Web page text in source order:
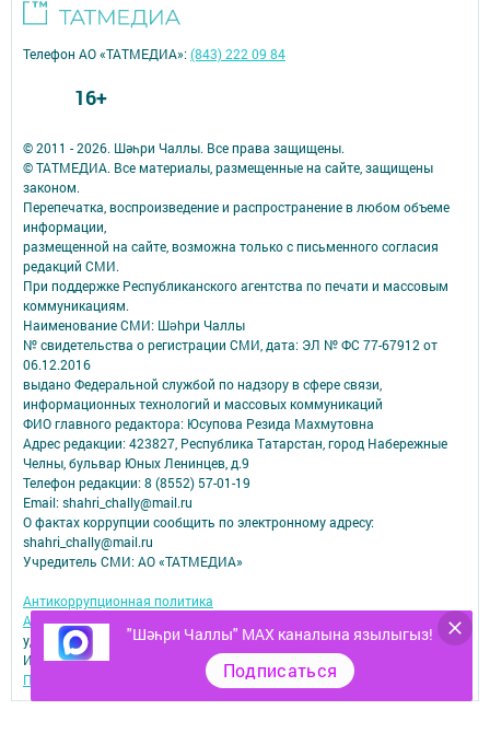
"Шәһри Чаллы" MAX каналына язылыгыз!
Подписаться
© 2011 - 2026. Шәһри Чаллы. Все права защищены.
© ТАТМЕДИА. Все материалы, размещенные на сайте, защищены
законом.
Перепечатка, воспроизведение и распространение в любом объеме
информации,
размещенной на сайте, возможна только с письменного согласия
редакций СМИ.
При поддержке Республиканского агентства по печати и массовым
коммуникациям.
Наименование СМИ: Шəhри Чаллы
№ свидетельства о регистрации СМИ, дата: ЭЛ № ФС 77-67912 от
06.12.2016
выдано Федеральной службой по надзору в сфере связи,
информационных технологий и массовых коммуникаций
ФИО главного редактора: Юсупова Резида Махмутовна
Адрес редакции: 423827, Республика Татарстан, город Набережные
Челны, бульвар Юных Ленинцев, д.9
Телефон редакции: 8 (8552) 57-01-19
Email: shahri_chally@mail.ru
О фактах коррупции сообщить по электронному адресу:
shahri_chally@mail.ru
Учредитель СМИ: АО «ТАТМЕДИА»
Антикоррупционная политика
АО «ТАТМЕДИА» использует «cookie»
для персонализации сервисов и
удобства пользователей сайтом.
Использование «cookie» можно отменить в настройках браузера.
Политика конфиденциальности
Телефон АО «ТАТМЕДИА»:(843) 222 09 84
16+